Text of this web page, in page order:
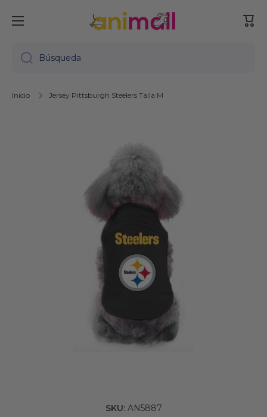
Ir directamente al contenido
Búsqueda
Inicio Jersey Pittsburgh Steelers Talla M
SKU: AN5887